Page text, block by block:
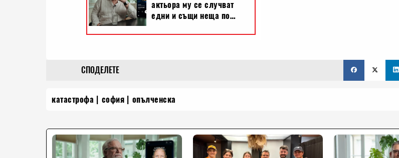
СПОДЕЛЕТЕ
катастрофа софия опълченска